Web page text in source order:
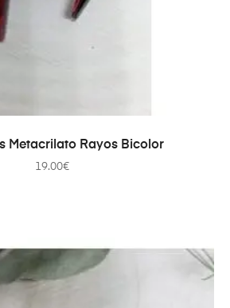
AÑADIR AL CARRITO
Metacrilato Rayos Bicolor
19.00€